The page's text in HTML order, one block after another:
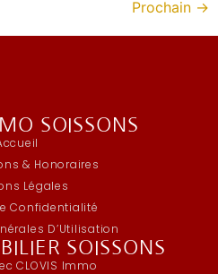
Prochain →
SOISSONS
& Honoraires
Légales
Confidentialité
D’Utilisation
SOISSONS
CLOVIS Immo